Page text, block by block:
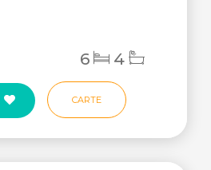
6 4
CARTE